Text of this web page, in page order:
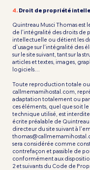
4. Droit de propriété
Quintreau Musci Thomas est
de l'intégralité des droits de
intellectuelle ou détient les
d'usage sur l'intégralité des
sur le site suivant, tant sur la
articles et textes, images,
logiciels…
Toute reproduction totale ou
callmemamihostal.com,
adaptation totalement ou
ces éléments, quel que soit
technique utilisé, est
écrite préalable de Quintreau
directeur du site suivant à
sera considérée comme
contrefaçon et passible de
conformément aux
2 et suivants du Code de